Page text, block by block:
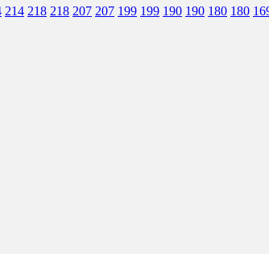
214 218 218 207 207 199 199 190 190 180 180